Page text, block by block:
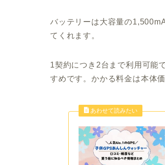
バッテリーは大容量の
てくれます。
1契約につき2台まで利用可能
すめです。かかる料金は本体